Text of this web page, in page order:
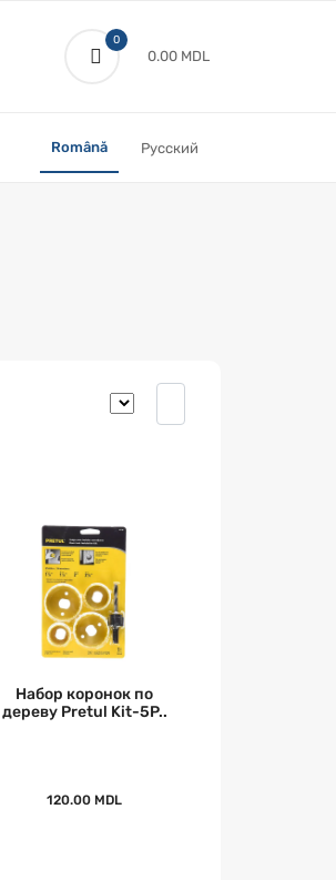
0
0.00 MDL
Română Русский
Набор коронок по
дереву Pretul Kit-5P..
120.00 MDL